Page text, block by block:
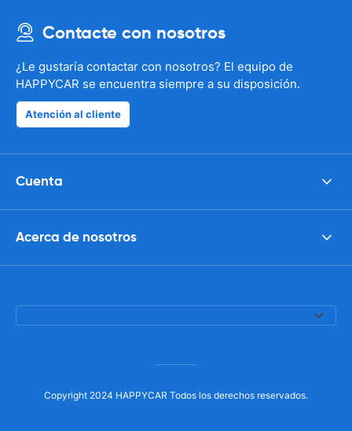
Contacte con nosotros
¿Le gustaría contactar con nosotros? El equipo de
HAPPYCAR se encuentra siempre a su disposición.
Atención al cliente
Cuenta
Acerca de nosotros
Copyright 2024 HAPPYCAR Todos los derechos reservados.